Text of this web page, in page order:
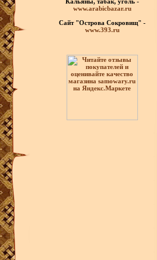
www.arabicbazar.ru
Сайт "Острова Сокровищ" -
www.393.ru